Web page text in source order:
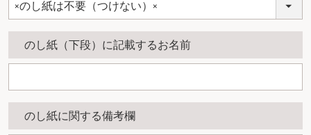
須
)
のし紙（下段）に記載するお名前
のし紙に関する備考欄